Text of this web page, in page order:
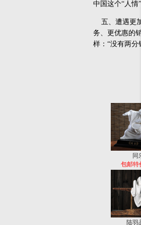
中国这个“人情
五、遭遇更
务、更优惠的
样：“没有两分
同
包邮特
陆羽